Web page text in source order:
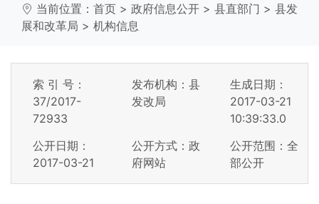
当前位置： 首页 > 政府信息公开 > 县直部门 > 县发
展和改革局 > 机构信息
索 引 号：
37/2017-
72933
发布机构：县
发改局
生成日期：
2017-03-21
10:39:33.0
公开日期：
2017-03-21
公开方式：政
府网站
公开范围：全
部公开